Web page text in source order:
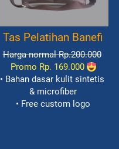
Tas Pelatihan Banefi
Harga normal Rp.200.000
Promo Rp. 169.000
• Bahan dasar kulit sintetis
& microfiber
• Free custom logo